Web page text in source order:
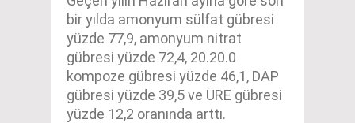
bir yılda amonyum sülfat gübresi
yüzde 77,9, amonyum nitrat
gübresi yüzde 72,4, 20.20.0
kompoze gübresi yüzde 46,1, DAP
gübresi yüzde 39,5 ve ÜRE gübresi
yüzde 12,2 oranında arttı.